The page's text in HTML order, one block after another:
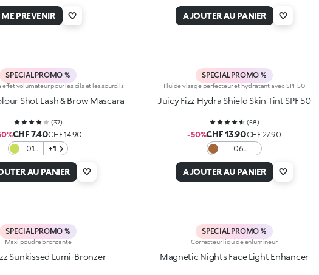
ME PRÉVENIR AJOUTER AU PANIER
SPECIAL PROMO %
effet volumateur pour les cils et les sourcils
Shot Lash & Brow Mascara
(37)
CHF 7.40CHF 14.90
01
in
Lime
+1
AU PANIER
SPECIAL PROMO %
Fluide visage perfecteur et hydratant avec SPF 50
Juicy Fizz Hydra Shield Skin Tint SPF 50
(58)
-50%CHF 13.90CHF 27.90
06
AJOUTER AU PANIER
SPECIAL PROMO %
Maxi poudre bronzante
Sunkissed Lumi-Bronzer
SPECIAL PROMO %
Correcteur liquide enlumineur
Magnetic Nights Face Light Enhancer